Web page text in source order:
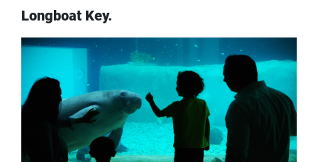
Longboat Key.